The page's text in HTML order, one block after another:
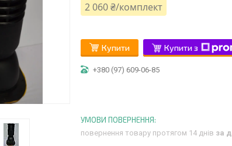
2 060 ₴/комплект
Купити Купити з
+380 (97) 609-06-85
повернення товару протягом 14 днів за